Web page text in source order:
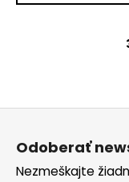
Z
Odoberať
Nezmeškajte